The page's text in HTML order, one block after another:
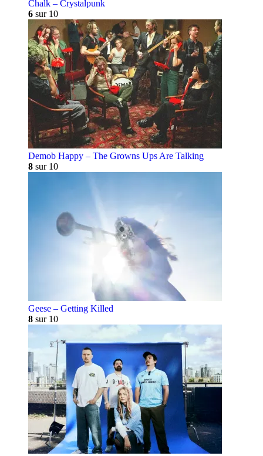
Chalk – Crystalpunk
6 sur 10
Demob Happy – The Growns Ups Are Talking
8 sur 10
Geese – Getting Killed
8 sur 10